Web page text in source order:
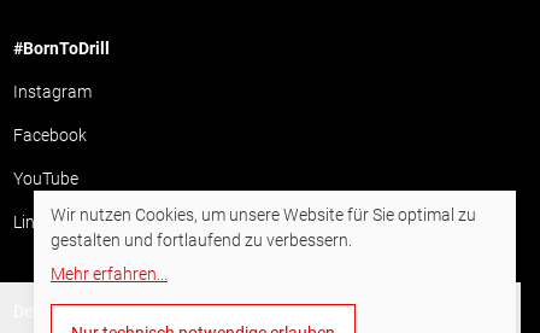
#BornToDrill
Instagram
Facebook
YouTube
LinkedIn
Deutsch
Wir nutzen Cookies, um unsere Website für Sie optimal zu
gestalten und fortlaufend zu verbessern.
Mehr erfahren